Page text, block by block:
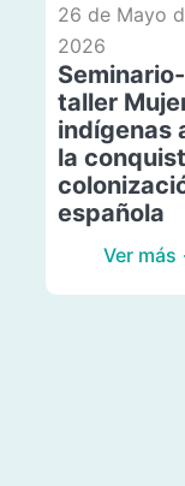
26 de Mayo
2026
Seminario-
taller
indígenas
la
española
Ver más